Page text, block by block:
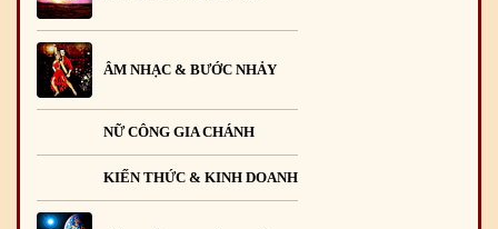
ÂM NHẠC & BƯỚC NHẢY
NỮ CÔNG GIA CHÁNH
KIẾN THỨC & KINH DOANH